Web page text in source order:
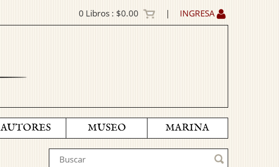
0 Libros : $0.00 | INGRESA
AUTORES MUSEO MARINA